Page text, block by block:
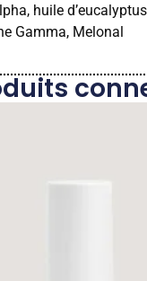
huile
Gamma, Melonal